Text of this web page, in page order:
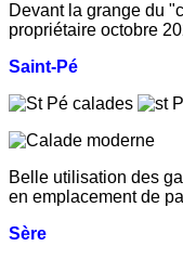
Devant la grange du
propriétaire octobre
Saint-Pé
Belle utilisation des
en emplacement de
Sère